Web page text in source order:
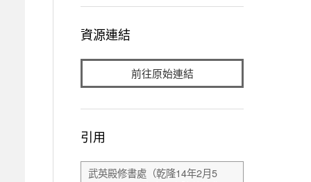
資源連結
前往原始連結
引用